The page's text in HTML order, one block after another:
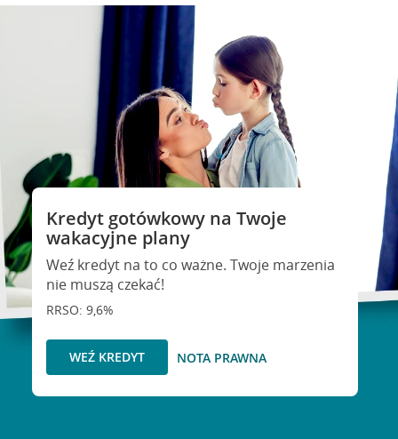
Kredyt gotówkowy na Twoje
wakacyjne plany
Weź kredyt na to co ważne. Twoje marzenia
nie muszą czekać!
RRSO: 9,6%
WEŹ KREDYT NOTA PRAWNA